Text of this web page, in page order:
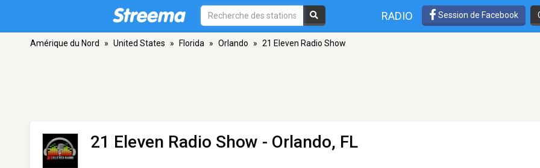
RADIO Session de Facebook
Amérique du Nord » United States » Florida » Orlando » 21 Eleven Radio Show
21 Eleven Radio Show - Orlando, FL